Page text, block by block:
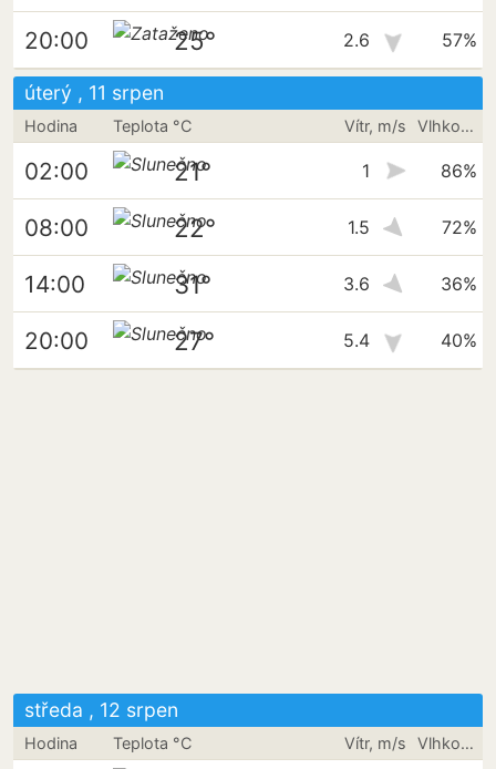
20:00 25° 2.6 57%
úterý , 11 srpen
Hodina Teplota °C Vítr, m/s Vlhkost vzduchu
02:00 21° 1 86%
08:00 22° 1.5 72%
14:00 31° 3.6 36%
20:00 27° 5.4 40%
středa , 12 srpen
Hodina Teplota °C Vítr, m/s Vlhkost vzduchu